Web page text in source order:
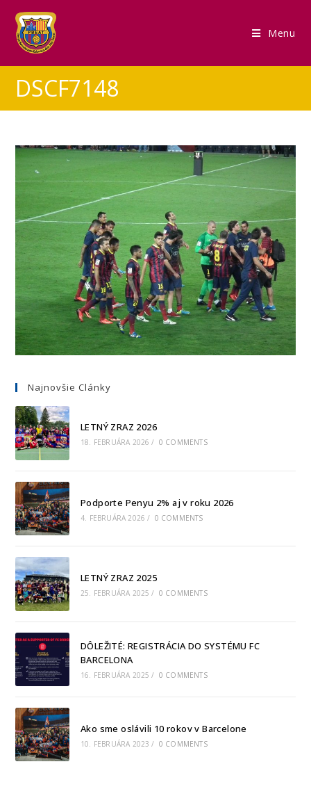
Menu
DSCF7148
Najnovšie Clánky
LETNÝ ZRAZ 2026
18. FEBRUÁRA 2026 / 0 COMMENTS
Podporte Penyu 2% aj v roku 2026
4. FEBRUÁRA 2026 / 0 COMMENTS
LETNÝ ZRAZ 2025
25. FEBRUÁRA 2025 / 0 COMMENTS
DÔLEŽITÉ: REGISTRÁCIA DO SYSTÉMU FC
BARCELONA
16. FEBRUÁRA 2025 / 0 COMMENTS
Ako sme oslávili 10 rokov v Barcelone
10. FEBRUÁRA 2023 / 0 COMMENTS